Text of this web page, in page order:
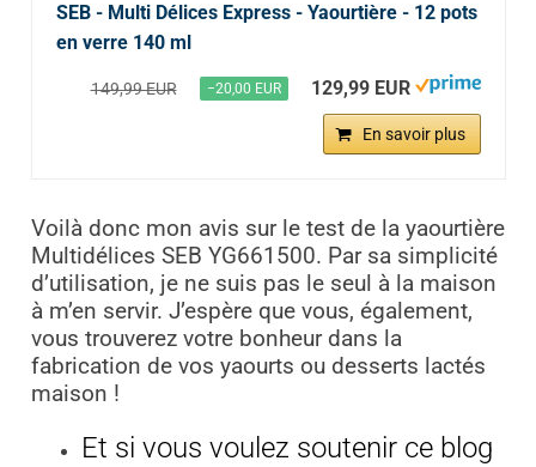
SEB - Multi Délices Express - Yaourtière - 12 pots
en verre 140 ml
149,99 EUR −20,00 EUR 129,99 EUR
En savoir plus
Voilà donc mon avis sur le test de la yaourtière
Multidélices SEB YG661500. Par sa simplicité
d’utilisation, je ne suis pas le seul à la maison
à m’en servir. J’espère que vous, également,
vous trouverez votre bonheur dans la
fabrication de vos yaourts ou desserts lactés
maison !
Et si vous voulez soutenir ce blog